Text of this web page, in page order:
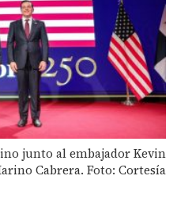
junto al embajador Kevin
Cabrera. Foto: Cortesía